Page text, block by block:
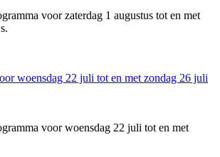
voor zaterdag 1 augustus tot en met
woensdag 22 juli tot en met zondag 26 juli
voor woensdag 22 juli tot en met